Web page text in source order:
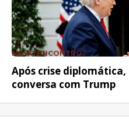
NOVO ENCONTRO?
Após crise
conversa com Trump